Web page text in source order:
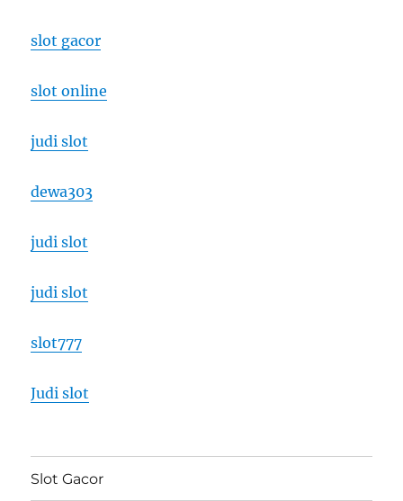
slot gacor
slot online
judi slot
dewa303
judi slot
judi slot
slot777
Judi slot
Slot Gacor